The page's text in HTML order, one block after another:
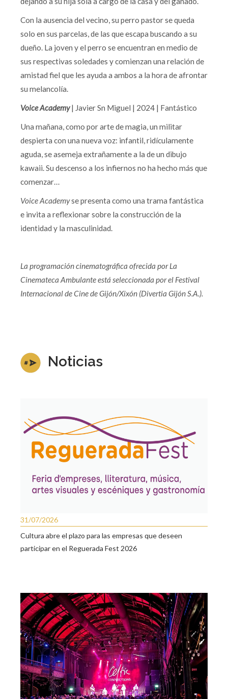
Con la ausencia del vecino, su perro pastor se queda
solo en sus parcelas, de las que escapa buscando a su
dueño. La joven y el perro se encuentran en medio de
sus respectivas soledades y comienzan una relación de
amistad fiel que les ayuda a ambos a la hora de afrontar
su melancolía.
Voice Academy| Javier Sn Miguel | 2024 | Fantástico
Una mañana, como por arte de magia, un militar
despierta con una nueva voz: infantil, ridículamente
aguda, se asemeja extrañamente a la de un dibujo
kawaii. Su descenso a los infiernos no ha hecho más que
comenzar…
Voice Academyse presenta como una trama fantástica
e invita a reflexionar sobre la construcción de la
identidad y la masculinidad.
La programación cinematográfica ofrecida por La
Cinemateca Ambulante está seleccionada por el Festival
Internacional de Cine de Gijón/Xixón (Divertia Gijón S.A.).
Noticias
31/07/2026
Cultura abre el plazo para las empresas que deseen
participar en el Reguerada Fest 2026